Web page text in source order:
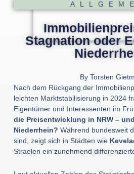
Stagnation oder
ByTorsten
Nach dem Rückgang der
leichten Marktstabilisierung in 2024
Eigentümer und Interessenten im
die Preisentwicklung in NRW –
Niederrhein? Während bundesweit
sind, zeigt sich in Städten wie
Straelen ein zunehmend